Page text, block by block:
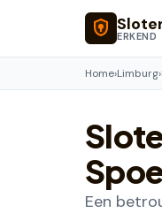
Naar hoofdinhoud
ERKEND
Home›Limburg›
Een